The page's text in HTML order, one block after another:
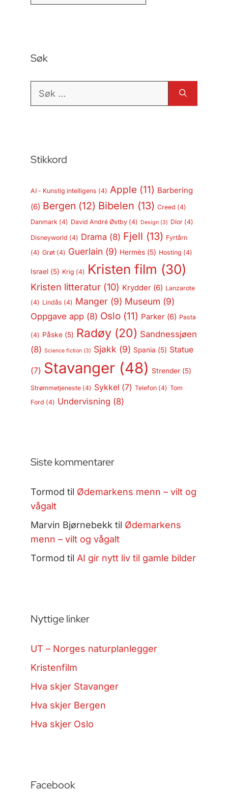
Søk
Søk
Stikkord
AI - Kunstig intelligens (4) Apple (11) Barbering
(6) Bergen (12) Bibelen (13) Creed (4)
Danmark(4) David André Østby(4) Design(3) Dior(4)
Disneyworld (4) Drama (8) Fjell (13) Fyrtårn
(4) Grøt(4) Guerlain (9) Hermès(5) Hosting (4)
Israel(5) Krig (4) Kristen film (30)
Kristen litteratur(10) Krydder(6) Lanzarote
(4) Lindås (4) Manger(9) Museum (9)
Oppgave app(8) Oslo(11) Parker(6) Pasta
(4) Påske(5) Radøy(20) Sandnessjøen
(8) Science fiction(3) Sjakk (9) Spania (5) Statue
(7) Stavanger(48) Strender(5)
Strømmetjeneste(4) Sykkel (7) Telefon(4) Tom
Ford (4) Undervisning (8)
Siste kommentarer
Tormod til Ødemarkens menn – vilt og
vågalt
Marvin Bjørnebekk til Ødemarkens
menn – vilt og vågalt
Tormod til AI gir nytt liv til gamle bilder
Nyttige linker
UT – Norges naturplanlegger
Kristenfilm
Hva skjer Stavanger
Hva skjer Bergen
Hva skjer Oslo
Facebook